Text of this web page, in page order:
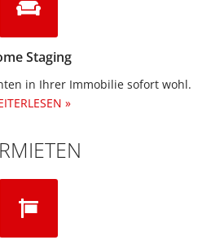
Staging
in Ihrer Immobilie sofort wohl.
»